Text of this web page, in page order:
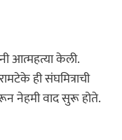
आत्महत्या केली.
ही संघमित्राची
नेहमी वाद सुरू होते.